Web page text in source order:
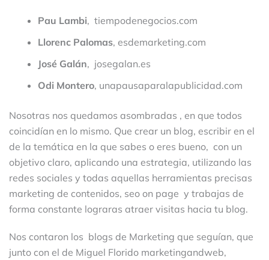
Pau Lambi, tiempodenegocios.com
Llorenc Palomas, esdemarketing.com
José Galán, josegalan.es
Odi Montero, unapausaparalapublicidad.com
Nosotras nos quedamos asombradas , en que todos
coincidían en lo mismo. Que crear un blog, escribir en el
de la temática en la que sabes o eres bueno, con un
objetivo claro, aplicando una estrategia, utilizando las
redes sociales y todas aquellas herramientas precisas
marketing de contenidos, seo on page y trabajas de
forma constante lograras atraer visitas hacia tu blog.
Nos contaron los blogs de Marketing que seguían, que
junto con el de Miguel Florido marketingandweb,